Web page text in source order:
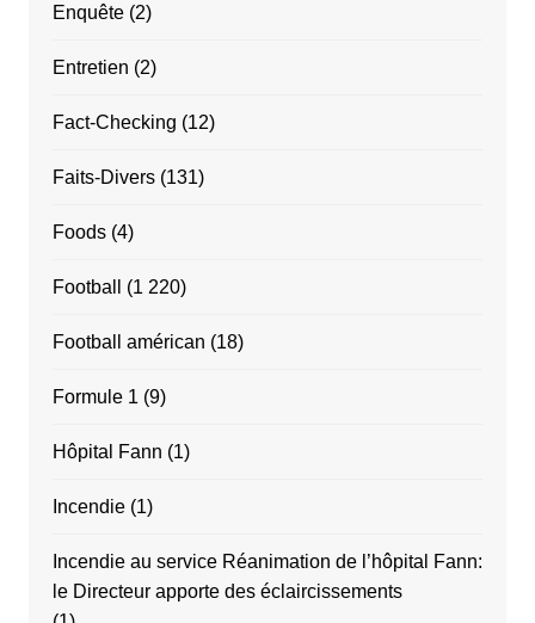
Enquête(2)
Entretien (2)
Fact-Checking (12)
Faits-Divers(131)
Foods(4)
Football (1 220)
Football américan (18)
Formule 1 (9)
Hôpital Fann (1)
Incendie(1)
Incendie au service Réanimation de l’hôpital Fann:
le Directeur apporte des éclaircissements